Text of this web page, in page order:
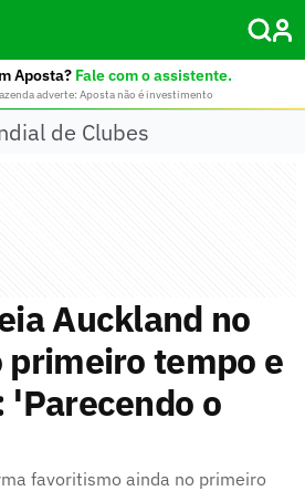
Aposta? Fale com o assistente.
adverte: Aposta não é investimento
de Clubes
Auckland no
primeiro tempo e
'Parecendo o
favoritismo ainda no primeiro